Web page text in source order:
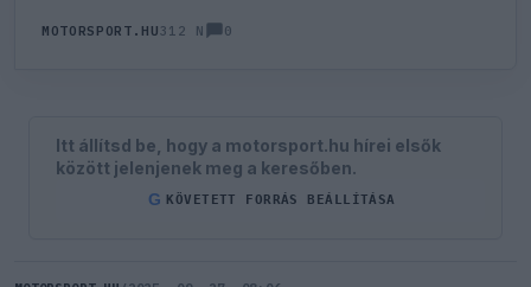
MOTORSPORT.HU312 N 0
Itt állítsd be, hogy a motorsport.hu hírei elsők
között jelenjenek meg a keresőben.
G KÖVETETT FORRÁS BEÁLLÍTÁSA